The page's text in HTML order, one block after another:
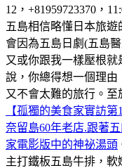
12，+81959723370，
五島相信略懂日本旅
會因為五島日劇(五島
又或你跟我一樣壓根
說，你總得想一個理
又不會太難的旅行。
【孤獨的美食家實訪
奈留島60年老店.跟著
家電影版中的神祕湯頭
主打鐵板五島牛排，軟